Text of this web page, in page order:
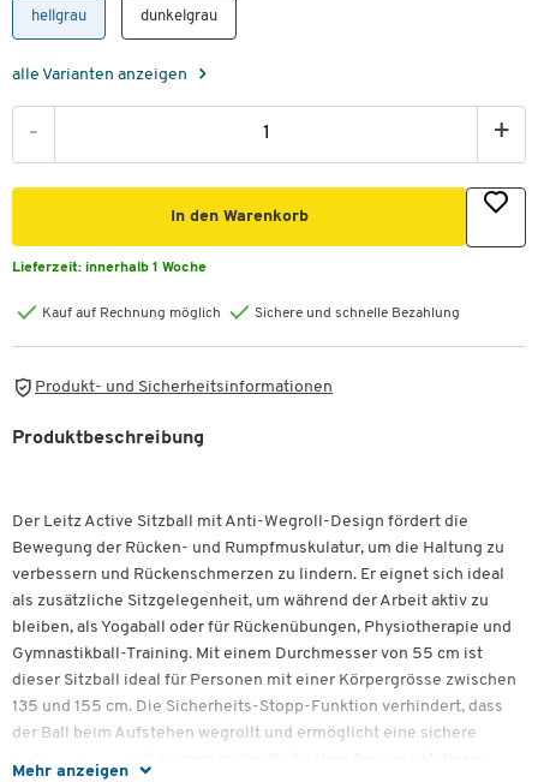
hellgrau dunkelgrau
alle Varianten anzeigen
- +
In den Warenkorb
Lieferzeit: innerhalb 1 Woche
Kauf auf Rechnung möglich Sichere und schnelle Bezahlung
Produkt- und Sicherheitsinformationen
Mehr anzeigen
Produktbeschreibung
Der Leitz Active Sitzball mit Anti-Wegroll-Design fördert die
Bewegung der Rücken- und Rumpfmuskulatur, um die Haltung zu
verbessern und Rückenschmerzen zu lindern. Er eignet sich ideal
als zusätzliche Sitzgelegenheit, um während der Arbeit aktiv zu
bleiben, als Yogaball oder für Rückenübungen, Physiotherapie und
Gymnastikball-Training. Mit einem Durchmesser von 55 cm ist
dieser Sitzball ideal für Personen mit einer Körpergrösse zwischen
135 und 155 cm. Die Sicherheits-Stopp-Funktion verhindert, dass
der Ball beim Aufstehen wegrollt und ermöglicht eine sichere
Aufbewahrung. Mit seinem minimalistischen Design hat dieser